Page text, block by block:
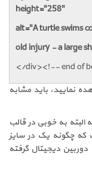
height="258"
alt="A turtle swims
old injury - a large
</div><!-- end of
نمایید، باید مشابه
رسد که البته به خوبی در قالب
چگونه یک در سایز
دیجیتال گرفته